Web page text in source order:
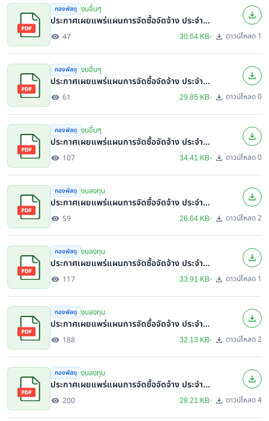
กองพัสดุ งบอื่นๆ
ประกาศเผยแพร่แผนการจัดซื้อจัดจ้าง ประจำ
ปีงบประมาณ พ.ศ. ๒๕๖๙
47 30.64 KB ดาวน์โหลด 1
กองพัสดุ งบอื่นๆ
ประกาศเผยแพร่แผนการจัดซื้อจัดจ้าง ประจำ
ปีงบประมาณ พ.ศ. ๒๕๖๙
61 29.85 KB ดาวน์โหลด 0
กองพัสดุ งบอื่นๆ
ประกาศเผยแพร่แผนการจัดซื้อจัดจ้าง ประจำ
ปีงบประมาณ พ.ศ. ๒๕๖๙
107 34.41 KB ดาวน์โหลด 0
กองพัสดุ งบลงทุน
ประกาศเผยแพร่แผนการจัดซื้อจัดจ้าง ประจำ
ปีงบประมาณ พ.ศ. ๒๕๖๙
59 26.64 KB ดาวน์โหลด 2
กองพัสดุ งบลงทุน
ประกาศเผยแพร่แผนการจัดซื้อจัดจ้าง ประจำ
ปีงบประมาณ พ.ศ. ๒๕๖๙
117 33.91 KB ดาวน์โหลด 1
กองพัสดุ งบลงทุน
ประกาศเผยแพร่แผนการจัดซื้อจัดจ้าง ประจำ
ปีงบประมาณ พ.ศ. ๒๕๖๙
188 32.13 KB ดาวน์โหลด 2
กองพัสดุ งบลงทุน
ประกาศเผยแพร่แผนการจัดซื้อจัดจ้าง ประจำ
ปีงบประมาณ พ.ศ. ๒๕๖๙
200 28.21 KB ดาวน์โหลด 4